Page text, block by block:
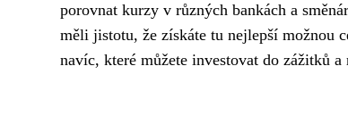
porovnat kurzy v různých bankách a
měli jistotu, že získáte tu nejlepší možnou
navíc, které můžete investovat do zážitků a